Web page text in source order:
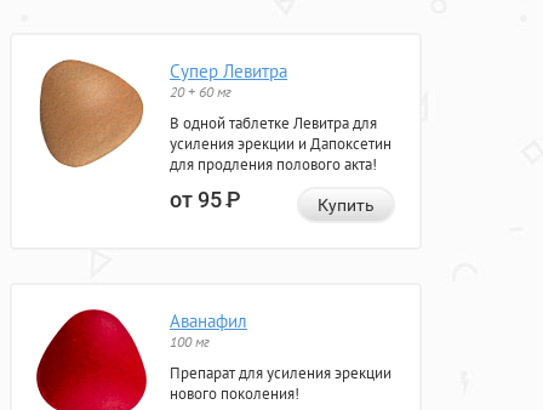
Супер Левитра
20 + 60 мг
В одной таблетке Левитра для
усиления эрекции и Дапоксетин
для продления полового акта!
от 95Р Купить
Аванафил
100 мг
Препарат для усиления эрекции
нового поколения!